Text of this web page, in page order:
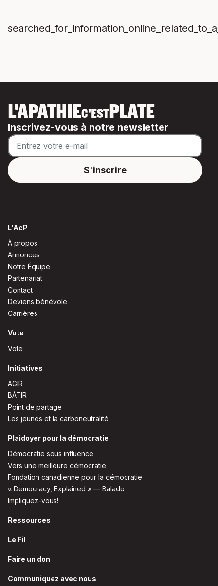
L'APATHIEC'ESTPLATE
Inscrivez-vous à notre newsletter
L'AcP
À propos
Annonces
Notre Équipe
Partenariat
Contact
Deviens bénévole
Carrières
Vote
Vote
Initiatives
AGIR
BÂTIR
Point de partage
Les jeunes et la carboneutralité
Plaidoyer pour la démocratie
Démocratie sous influence
Vers une meilleure démocratie
Fondation canadienne pour la démocratie
« Democracy, Explained » — Balado
Impliquez-vous!
Ressources
Le Fil
Faire un don
Communiquez avec nous